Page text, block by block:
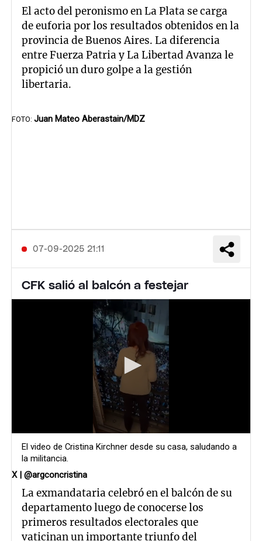
El acto del peronismo en La Plata se carga
de euforia por los resultados obtenidos en la
provincia de Buenos Aires. La diferencia
entre Fuerza Patria y La Libertad Avanza le
propició un duro golpe a la gestión
libertaria.
Juan Mateo Aberastain/MDZ
07-09-2025 21:11
CFK salió al balcón a festejar
El video de Cristina Kirchner desde su casa, saludando a
la militancia.
X | @argconcristina
La exmandataria celebró en el balcón de su
departamento luego de conocerse los
primeros resultados electorales que
vaticinan un importante triunfo del